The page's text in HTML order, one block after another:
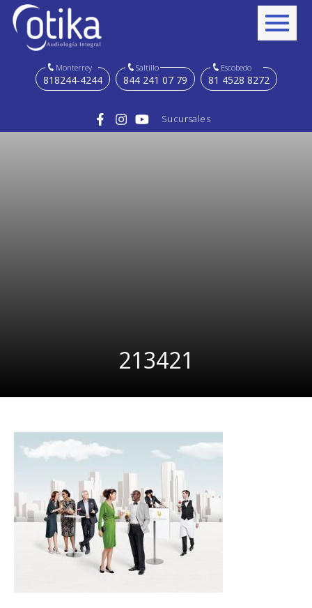
Monterrey
818244-4244
Saltillo
844 241 07 79
Escobedo
81 4528 8272
Sucursales
213421